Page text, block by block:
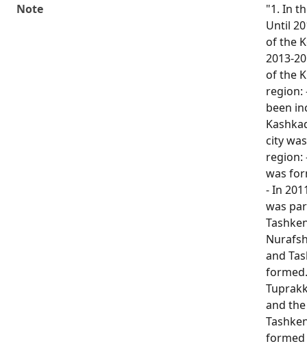
Note
"1. In
Until
of the
2013-
of the
region:
been
city
region:
was
- In
was
and
and
formed